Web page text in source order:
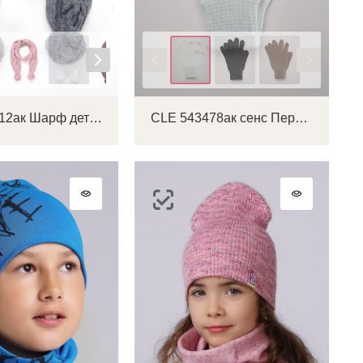
CLE 602212ак Шарф детский CLE 543478ак сенс Перчатки детские